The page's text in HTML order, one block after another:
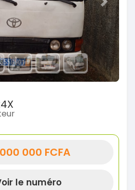
Next
000 FCFA
le numéro